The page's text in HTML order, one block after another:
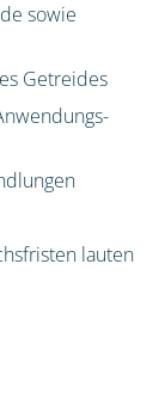
sowie
Getreides
lauten